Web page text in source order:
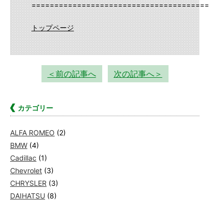
トップページ
＜前の記事へ 次の記事へ＞
カテゴリー
ALFA ROMEO (2)
BMW (4)
Cadillac (1)
Chevrolet (3)
CHRYSLER (3)
DAIHATSU (8)